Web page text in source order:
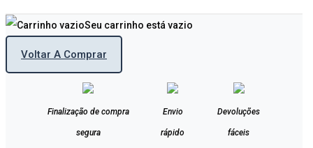
Seu carrinho está vazio
Voltar A Comprar
Finalização de compra
segura
Envio
rápido
Devoluções
fáceis